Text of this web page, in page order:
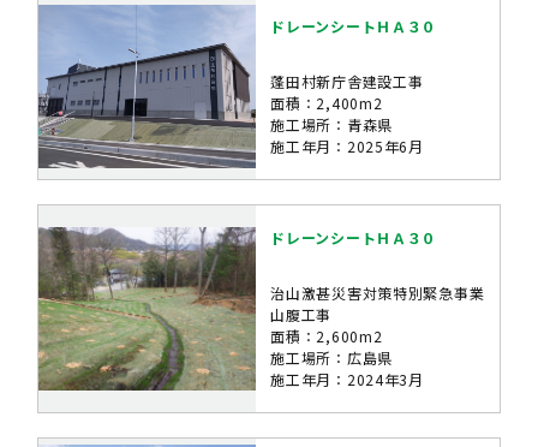
ドレーンシートＨＡ３０
蓬田村新庁舎建設工事
面積：2,400m2
施工場所：青森県
施工年月：2025年6月
ドレーンシートＨＡ３０
治山激甚災害対策特別緊急事業
山腹工事
面積：2,600m2
施工場所：広島県
施工年月：2024年3月